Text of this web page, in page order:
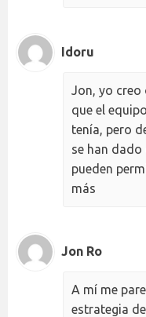
Idoru
Jon, yo creo
que el
tenía, pero
se han dado
pueden
más
Jon Ro
A mí me
estrategia